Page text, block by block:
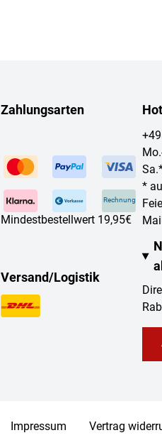
Zahlungsarten
Rechnung
Mindestbestellwert 19,95€
Versand/Logistik
*
Impressum Vertrag